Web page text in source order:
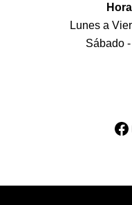
Lunes a
Sábado
Facebook